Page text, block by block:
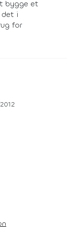
bygge et
det i
for